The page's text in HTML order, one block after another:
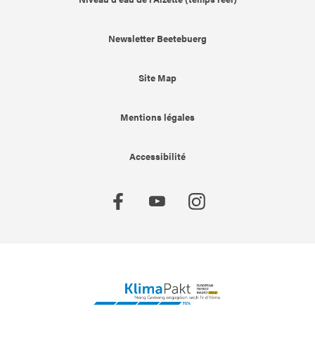
Newsletter Beetebuerg
Site Map
Mentions légales
Accessibilité